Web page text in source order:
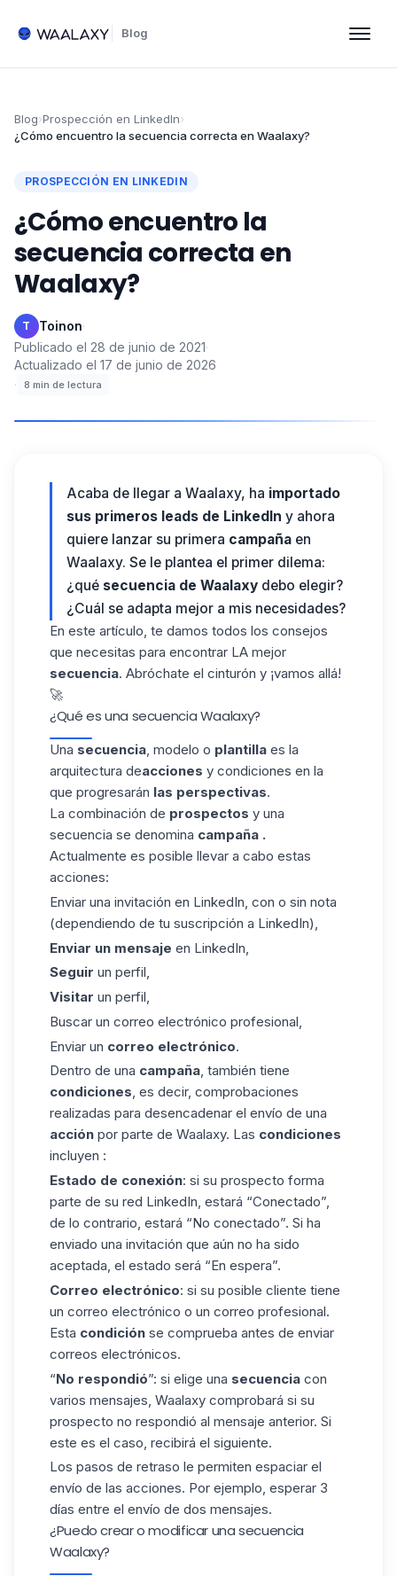
Blog
Blog›Prospección en LinkedIn›
¿Cómo encuentro la secuencia correcta en Waalaxy?
PROSPECCIÓN EN LINKEDIN
¿Cómo encuentro la
secuencia correcta en
Waalaxy?
T Toinon·
Publicado el 28 de junio de 2021·
Actualizado el 17 de junio de 2026
·
8 min de lectura
Acaba de llegar a Waalaxy, ha importado
sus primeros leads de LinkedIn y ahora
quiere lanzar su primera campaña en
Waalaxy. Se le plantea el primer dilema:
¿qué secuencia de Waalaxy debo elegir?
¿Cuál se adapta mejor a mis necesidades?
En este artículo, te damos todos los consejos
que necesitas para encontrar LA mejor
secuencia. Abróchate el cinturón y ¡vamos allá!
🚀
¿Qué es una secuencia Waalaxy?
Una secuencia, modelo o plantilla es la
arquitectura deacciones y condiciones en la
que progresarán las perspectivas.
La combinación de prospectos y una
secuencia se denomina campaña .
Actualmente es posible llevar a cabo estas
acciones:
Enviar una invitación en LinkedIn, con o sin nota
(dependiendo de tu suscripción a LinkedIn),
Enviar un mensaje en LinkedIn,
Seguir un perfil,
Visitar un perfil,
Buscar un correo electrónico profesional
Enviar un correo electrónico.
Dentro de una campaña, también tiene
condiciones, es decir, comprobaciones
realizadas para desencadenar el envío de una
acción por parte de Waalaxy. Las condiciones
incluyen :
Estado de conexión: si su prospecto forma
parte de su red LinkedIn, estará “Conectado”,
de lo contrario, estará “No conectado”. Si ha
enviado una invitación que aún no ha sido
aceptada, el estado será “En espera”.
Correo electrónico: si su posible cliente tiene
un correo electrónico o un correo profesional.
Esta condición se comprueba antes de enviar
correos electrónicos.
“No respondió”: si elige una secuencia con
varios mensajes, Waalaxy comprobará si su
prospecto no respondió al mensaje anterior. Si
este es el caso, recibirá el siguiente.
Los pasos de retraso le permiten espaciar el
envío de las acciones. Por ejemplo, esperar 3
días entre el envío de dos mensajes.
¿Puedo crear o modificar una secuencia
Waalaxy?